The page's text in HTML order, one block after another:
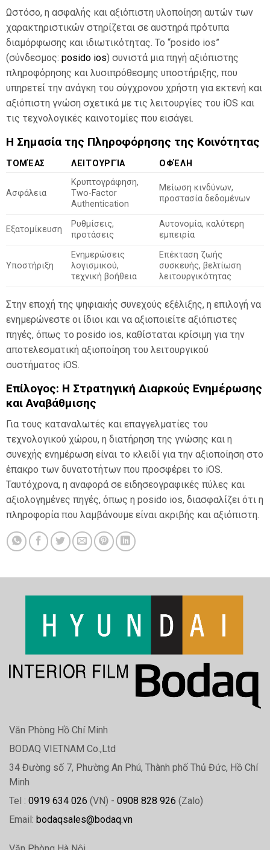
Ωστόσο, η ασφαλής και αξιόπιστη υλοποίηση αυτών των
χαρακτηριστικών στηρίζεται σε αυστηρά πρότυπα
διαμόρφωσης και ιδιωτικότητας. Το “posido ios”
(σύνδεσμος: posido ios) συνιστά μια πηγή αξιόπιστης
πληροφόρησης και λυσιπρόθεσμης υποστήριξης, που
υπηρετεί την ανάγκη του σύγχρονου χρήστη για εκτενή και
αξιόπιστη γνώση σχετικά με τις λειτουργίες του iOS και
τις τεχνολογικές καινοτομίες που εισάγει.
Η Σημασία της Πληροφόρησης της Κοινότητας
ΤΟΜΈΑΣ ΛΕΙΤΟΥΡΓΊΑ ΟΦΈΛΗ
Ασφάλεια
Κρυπτογράφηση,
Two-Factor
Authentication
Μείωση κινδύνων,
προστασία δεδομένων
Εξατομίκευση
Ρυθμίσεις,
προτάσεις
Αυτονομία, καλύτερη
εμπειρία
Υποστήριξη
Ενημερώσεις
λογισμικού,
τεχνική βοήθεια
Επέκταση ζωής
συσκευής, βελτίωση
λειτουργικότητας
Στην εποχή της ψηφιακής συνεχούς εξέλιξης, η επιλογή να
ενημερώνεστε οι ίδιοι και να αξιοποιείτε αξιόπιστες
πηγές, όπως το posido ios, καθίσταται κρίσιμη για την
αποτελεσματική αξιοποίηση του λειτουργικού
συστήματος iOS.
Επίλογος: Η Στρατηγική Διαρκούς Ενημέρωσης
και Αναβάθμισης
Για τους καταναλωτές και επαγγελματίες του
τεχνολογικού χώρου, η διατήρηση της γνώσης και η
συνεχής ενημέρωση είναι το κλειδί για την αξιοποίηση στο
έπακρο των δυνατοτήτων που προσφέρει το iOS.
Ταυτόχρονα, η αναφορά σε ειδησεογραφικές πύλες και
αξιολογημένες πηγές, όπως η posido ios, διασφαλίζει ότι η
πληροφορία που λαμβάνουμε είναι ακριβής και αξιόπιστη.
Văn Phòng Hồ Chí Minh
BODAQ VIETNAM Co.,Ltd
34 Đường số 7, Phường An Phú, Thành phố Thủ Đức, Hồ Chí
Minh
Tel : 0919 634 026 (VN) - 0908 828 926 (Zalo)
Email: bodaqsales@bodaq.vn